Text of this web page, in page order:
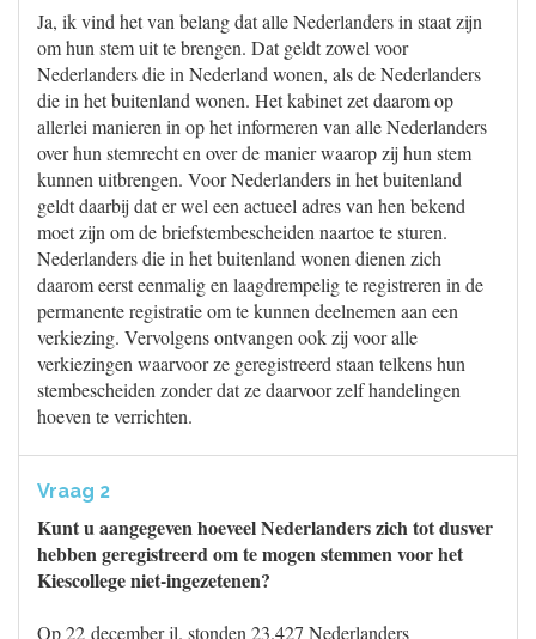
Ja, ik vind het van belang dat alle Nederlanders in staat zijn
om hun stem uit te brengen. Dat geldt zowel voor
Nederlanders die in Nederland wonen, als de Nederlanders
die in het buitenland wonen. Het kabinet zet daarom op
allerlei manieren in op het informeren van alle Nederlanders
over hun stemrecht en over de manier waarop zij hun stem
kunnen uitbrengen. Voor Nederlanders in het buitenland
geldt daarbij dat er wel een actueel adres van hen bekend
moet zijn om de briefstembescheiden naartoe te sturen.
Nederlanders die in het buitenland wonen dienen zich
daarom eerst eenmalig en laagdrempelig te registreren in de
permanente registratie om te kunnen deelnemen aan een
verkiezing. Vervolgens ontvangen ook zij voor alle
verkiezingen waarvoor ze geregistreerd staan telkens hun
stembescheiden zonder dat ze daarvoor zelf handelingen
hoeven te verrichten.
Vraag 2
Kunt u aangegeven hoeveel Nederlanders zich tot dusver
hebben geregistreerd om te mogen stemmen voor het
Kiescollege niet-ingezetenen?
Op 22 december jl. stonden 23.427 Nederlanders